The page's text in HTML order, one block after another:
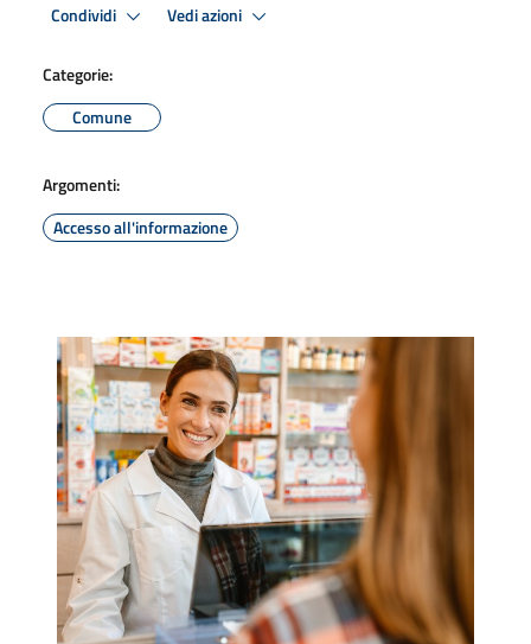
Condividi Vedi azioni
Categorie:
Comune
Argomenti:
Accesso all'informazione